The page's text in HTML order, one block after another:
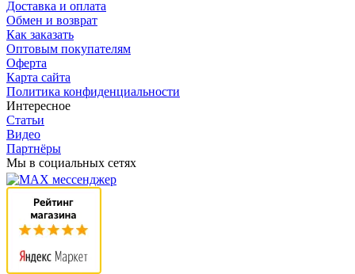
Доставка и оплата
Обмен и возврат
Как заказать
Оптовым покупателям
Оферта
Карта сайта
Политика конфиденциальности
Интересное
Статьи
Видео
Партнёры
Мы в социальных сетях